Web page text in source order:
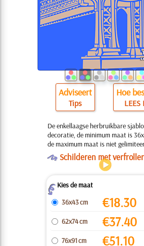
Adviseert
Tips
Hoe
LEES
De enkellaagse herbruikbare
decoratie, de minimum maat is
de maximum maat is niet
OSchilderen met
ZKies de maat
36x43 cm
€18.30
62x74 cm €37.40
76x91 cm €51.10